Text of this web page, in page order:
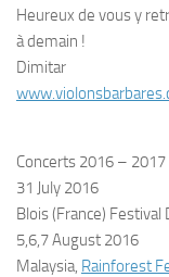
Heureux de vous y
à demain !
Dimitar
Concerts 2016 – 2017
31 July 2016
Blois (France) Festival
5,6,7 August 2016
Malaysia, Rainforest